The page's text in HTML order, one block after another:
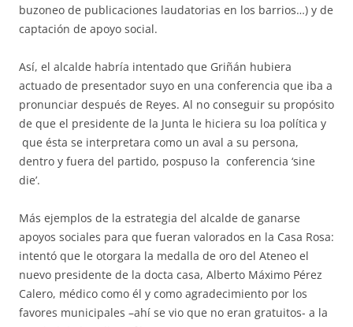
buzoneo de publicaciones laudatorias en los barrios…) y de
captación de apoyo social.
Así, el alcalde habría intentado que Griñán hubiera
actuado de presentador suyo en una conferencia que iba a
pronunciar después de Reyes. Al no conseguir su propósito
de que el presidente de la Junta le hiciera su loa política y
que ésta se interpretara como un aval a su persona,
dentro y fuera del partido, pospuso la conferencia ‘sine
die’.
Más ejemplos de la estrategia del alcalde de ganarse
apoyos sociales para que fueran valorados en la Casa Rosa:
intentó que le otorgara la medalla de oro del Ateneo el
nuevo presidente de la docta casa, Alberto Máximo Pérez
Calero, médico como él y como agradecimiento por los
favores municipales –ahí se vio que no eran gratuitos- a la